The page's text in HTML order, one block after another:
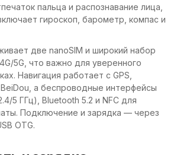
пальца и распознавание лица,
гироскоп, барометр, компас и
две nanoSIM и широкий набор
5G, что важно для уверенного
Навигация работает с GPS,
а беспроводные интерфейсы
5 ГГц), Bluetooth 5.2 и NFC для
Подключение и зарядка — через
OTG.